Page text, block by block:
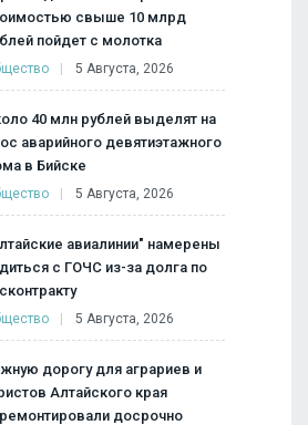
свыше 10 млрд
пойдет с молотка
5 Августа, 2026
40 млн рублей выделят на
аварийного девятиэтажного
в Бийске
5 Августа, 2026
авиалинии" намерены
с ГОЧС из-за долга по
5 Августа, 2026
дорогу для аграриев и
Алтайского края
досрочно